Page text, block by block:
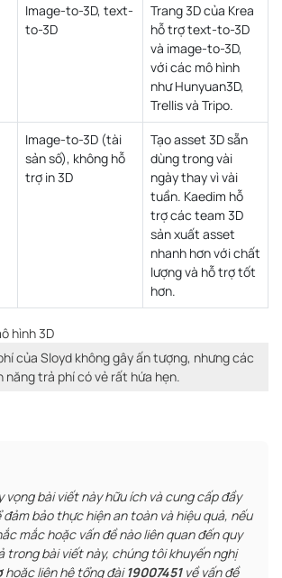
Image-to-3D, text-
to-3D
Trang 3D của Krea
hỗ trợ text-to-3D
và image-to-3D,
với các mô hình
như Hunyuan3D,
Trellis và Tripo.
Image-to-3D (tài
sản số), không hỗ
trợ in 3D
Tạo asset 3D sẵn
dùng trong vài
ngày thay vì vài
tuần. Kaedim hỗ
trợ các team 3D
sản xuất asset
nhanh hơn với chất
lượng và hỗ trợ tốt
hơn.
của Sloyd không gây ấn tượng, nhưng các
năng trả phí có vẻ rất hứa hẹn.
vọng bài viết này hữu ích và cung cấp đầy
bảo thực hiện an toàn và hiệu quả, nếu
mắc hoặc vấn đề nào liên quan đến quy
trong bài viết này, chúng tôi khuyến nghị
hoặc liên hệ tổng đài19007451về vấn đề